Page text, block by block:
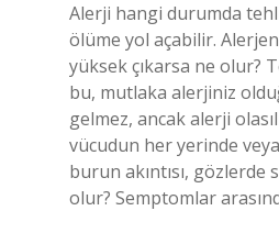
Alerji hangi durumda
ölüme yol açabilir.
yüksek çıkarsa ne olur?
bu, mutlaka alerjiniz
gelmez, ancak alerji
vücudun her yerinde
burun akıntısı,
olur? Semptomlar